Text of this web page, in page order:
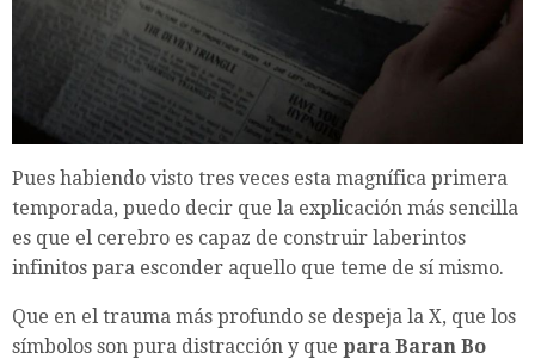
Pues habiendo visto tres veces esta magnífica primera
temporada, puedo decir que la explicación más sencilla
es que el cerebro es capaz de construir laberintos
infinitos para esconder aquello que teme de sí mismo.
Que en el trauma más profundo se despeja la X, que los
símbolos son pura distracción y que para Baran Bo